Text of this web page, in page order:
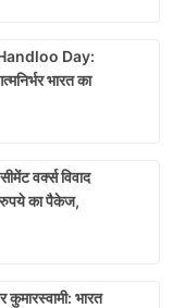
Day:
भारत का
वर्क्स विवाद
का पैकेज,
कुमारस्वामी: भारत